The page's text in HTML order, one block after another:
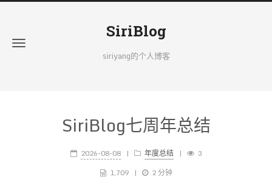
SiriBlog
siriyang的个人博客
SiriBlog七周年总结
2026-08-08 年度总结
3
1,709
2 分钟